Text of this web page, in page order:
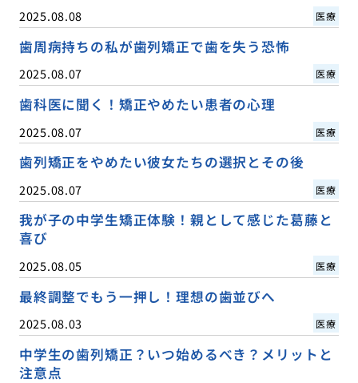
2025.08.08 医療
歯周病持ちの私が歯列矯正で歯を失う恐怖
2025.08.07 医療
歯科医に聞く！矯正やめたい患者の心理
2025.08.07 医療
歯列矯正をやめたい彼女たちの選択とその後
2025.08.07 医療
我が子の中学生矯正体験！親として感じた葛藤と
喜び
2025.08.05 医療
最終調整でもう一押し！理想の歯並びへ
2025.08.03 医療
中学生の歯列矯正？いつ始めるべき？メリットと
注意点